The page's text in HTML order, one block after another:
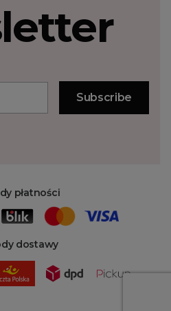
płatności
dostawy